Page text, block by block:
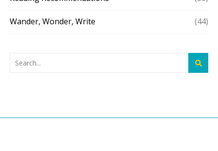
Wander, Wonder, Write (44)